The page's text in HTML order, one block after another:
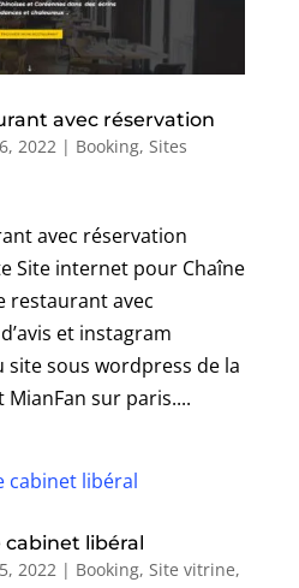
avec réservation
2022| Booking, Sites
avec réservation
Site internet pour Chaîne
restaurant avec
et instagram
site sous wordpress de la
sur paris....
libéral
2022| Booking, Site vitrine,